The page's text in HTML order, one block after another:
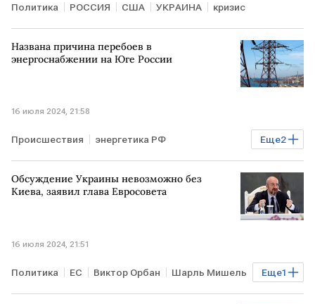
Политика РОССИЯ США УКРАИНА кризис
Названа причина перебоев в
энергоснабжении на Юге России
16 июля 2024, 21:58
Еще2
Происшествия энергетика РФ
Энергопотребление РОССИЯ
Обсуждение Украины невозможно без
Киева, заявил глава Евросовета
16 июля 2024, 21:51
Еще1
Политика ЕС Виктор Орбан Шарль Мишель
РОССИЯ